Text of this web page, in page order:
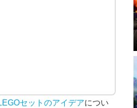
セットのアイデアについ